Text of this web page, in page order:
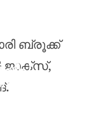
ബ്രൂക്ക്
ജാക്‌സ്,